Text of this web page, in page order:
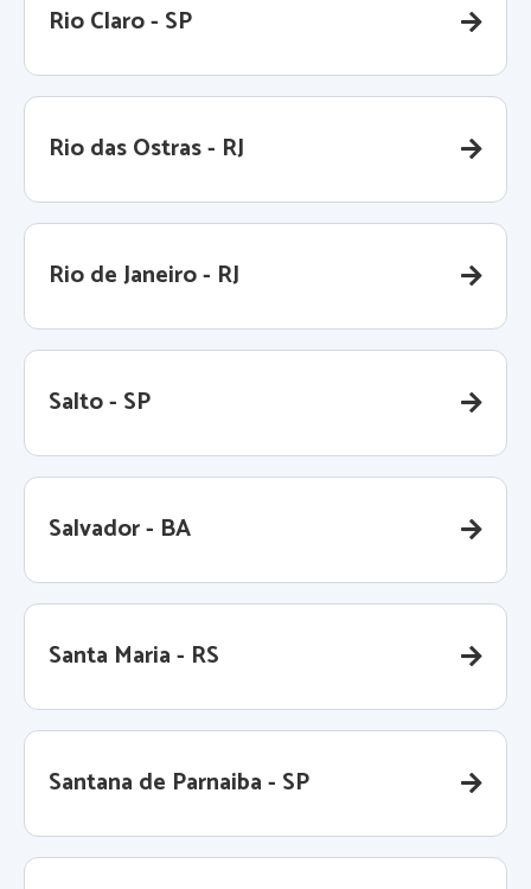
Rio Claro - SP
Rio das Ostras - RJ
Rio de Janeiro - RJ
Salto - SP
Salvador - BA
Santa Maria - RS
Santana de Parnaiba - SP